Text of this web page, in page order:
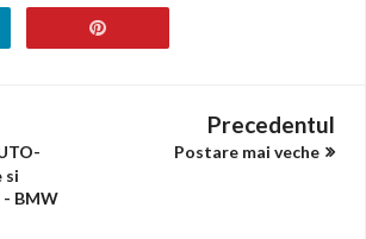
si
BMW
Precedentul
Postare mai veche